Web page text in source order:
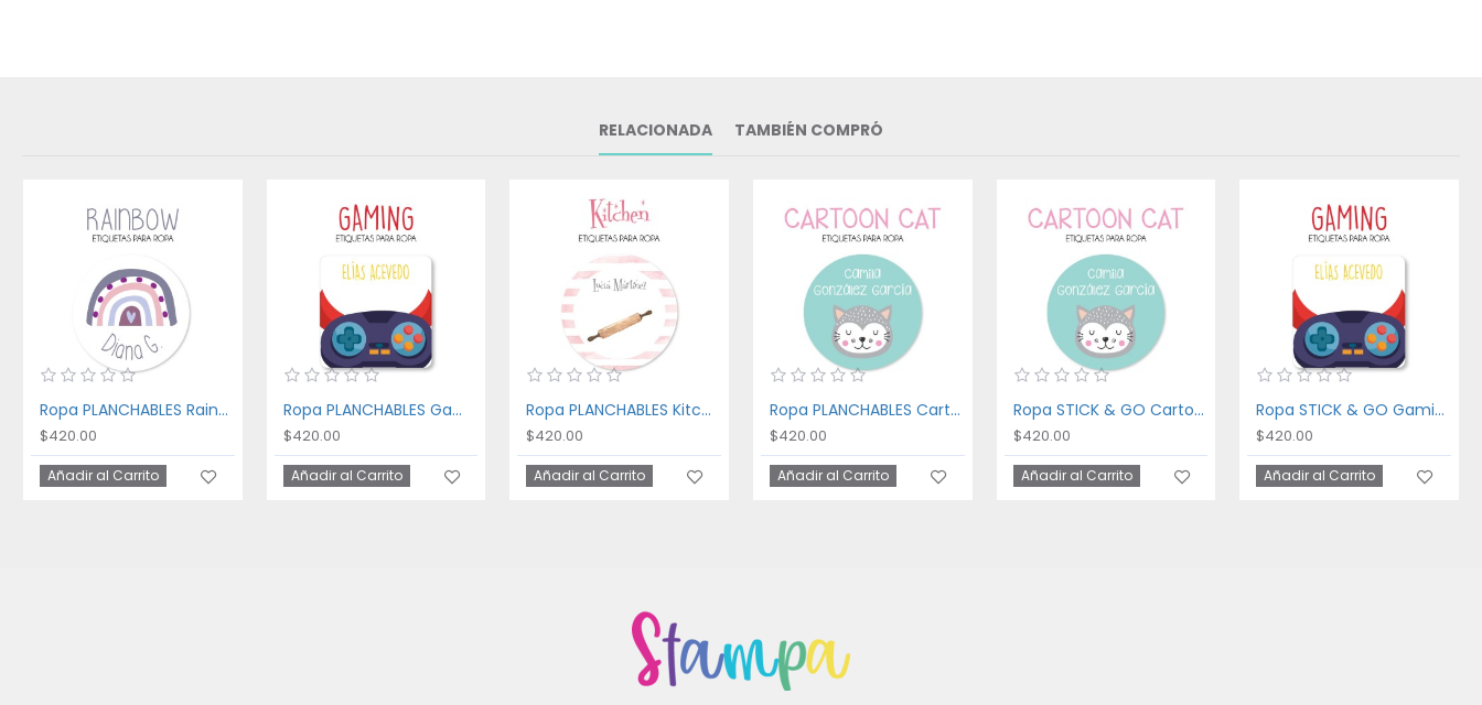
RELACIONADA TAMBIÉN COMPRÓ
Ropa PLANCHABLES Rainbow
$420.00
Añadir al Carrito
Ropa PLANCHABLES Gaming
$420.00
Añadir al Carrito
Ropa PLANCHABLES Kitchen
$420.00
Añadir al Carrito
Ropa PLANCHABLES Cartoon Cat
$420.00
Añadir al Carrito
Ropa STICK & GO Cartoon Cat
$420.00
Añadir al Carrito
Ropa STICK & GO Gaming
$420.00
Añadir al Carrito